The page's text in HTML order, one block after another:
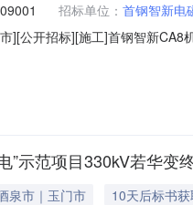
招标单位： 首钢智新电
市][公开招标][施工]首钢智新
次公告日期：2026年8月5日
”示范项目330kV若华
泉市｜玉门市
10天后标书